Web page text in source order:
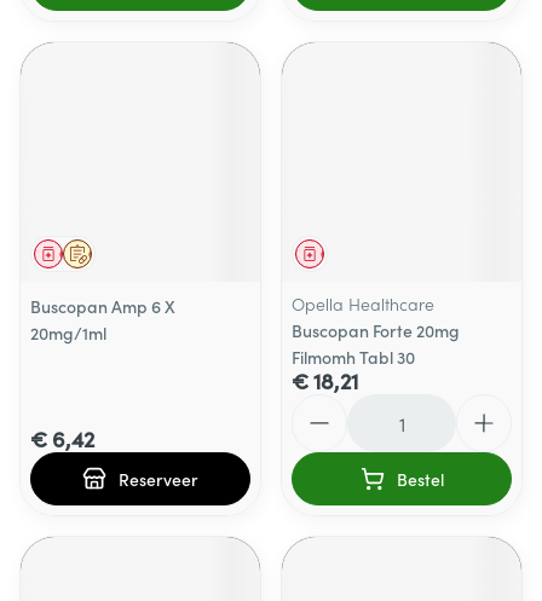
Op voorschrift
Geneesmiddel
Buscopan Amp 6 X
20mg/1ml
€ 6,42
Reserveer
Geneesmiddel
Opella Healthcare
Buscopan Forte 20mg
Filmomh Tabl 30
€ 18,21
Bestel